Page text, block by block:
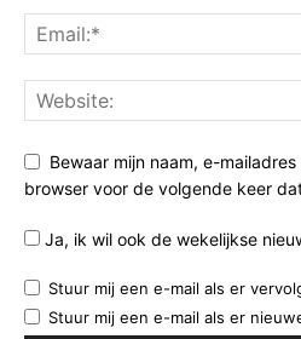
Bewaar mijn naam, e-
browser voor de volgende keer
Ja, ik wil ook de wekelijkse
Stuur mij een e-mail als er
Stuur mij een e-mail als er